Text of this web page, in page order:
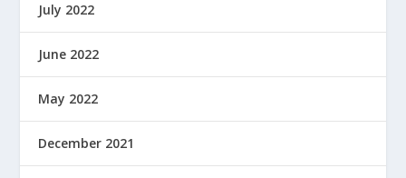
July 2022
June 2022
May 2022
December 2021